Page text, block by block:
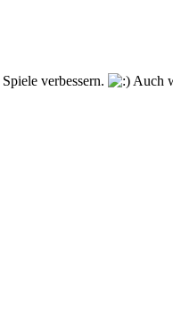
verbessern.
Auch